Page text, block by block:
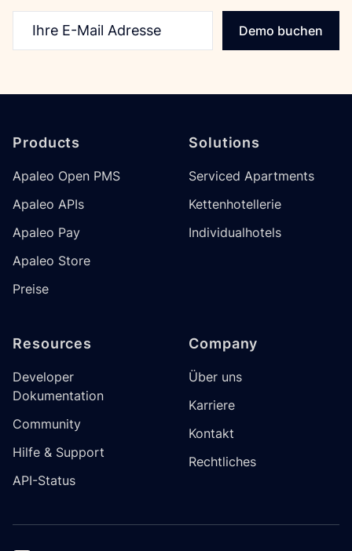
Demo buchen
Products
Apaleo Open PMS
Apaleo APIs
Apaleo Pay
Apaleo Store
Preise
Solutions
Serviced Apartments
Kettenhotellerie
Individualhotels
Resources
Developer
Dokumentation
Community
Hilfe & Support
API-Status
Company
Über uns
Karriere
Kontakt
Rechtliches